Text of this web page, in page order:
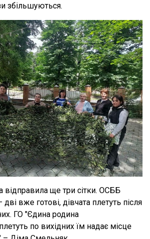
збільшуються.
відправила ще три сітки. ОСББ
вже готові, дівчата плетуть після
ГО "Єдина родина
по вихідних їм надає місце